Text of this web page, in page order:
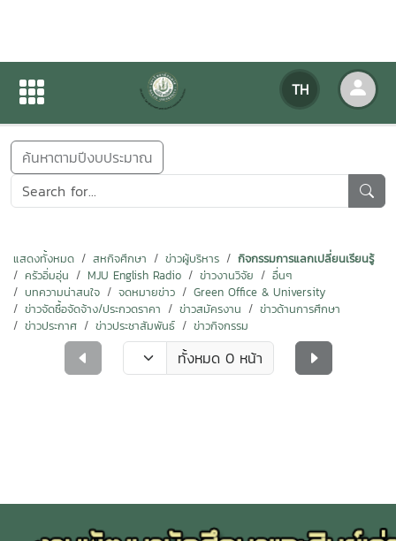
TH
ข่าวสารกิจกรรม
ค้นหาตามปีงบประมาณ
แสดงทั้งหมด สหกิจศึกษา ข่าวผู้บริหาร
กิจกรรมการแลกเปลี่ยนเรียนรู้
ครัวอิ่มอุ่น
MJU English Radio ข่าวงานวิจัย
อื่นๆ
บทความน่าสนใจ
จดหมายข่าว
Green Office & University
ข่าวจัดซื้อจัดจ้าง/ประกวดราคา
ข่าวสมัครงาน
ข่าวด้านการศึกษา
ข่าวประกาศ
ข่าวประชาสัมพันธ์ ข่าวกิจกรรม
ทั้งหมด 0 หน้า